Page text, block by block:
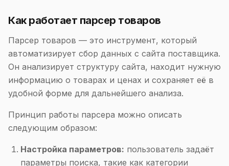
Как работает парсер товаров
Парсер товаров — это инструмент, который
автоматизирует сбор данных с сайта поставщика.
Он анализирует структуру сайта, находит нужную
информацию о товарах и ценах и сохраняет её в
удобной форме для дальнейшего анализа.
Принцип работы парсера можно описать
следующим образом:
Настройка параметров: пользователь задаёт
параметры поиска, такие как категории